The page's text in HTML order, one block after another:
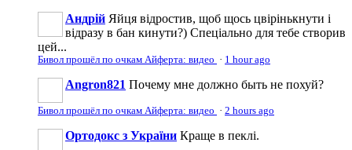
Андрій Яйця відростив, щоб щось цвірінькнути і
відразу в бан кинути?) Спеціально для тебе створив
цей...
Бивол прошёл по очкам Айферта: видео · 1 hour ago
Angron821 Почему мне должно быть не похуй?
Бивол прошёл по очкам Айферта: видео · 2 hours ago
Ортодокс з України Краще в пеклі.